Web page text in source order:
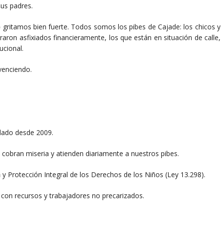
padres.
gritamos bien fuerte. Todos somos los pibes de Cajade: los chicos y
asfixiados financieramente, los que están en situación de calle,
desde 2009.
miseria y atienden diariamente a nuestros pibes.
Protección Integral de los Derechos de los Niños (Ley 13.298).
recursos y trabajadores no precarizados.